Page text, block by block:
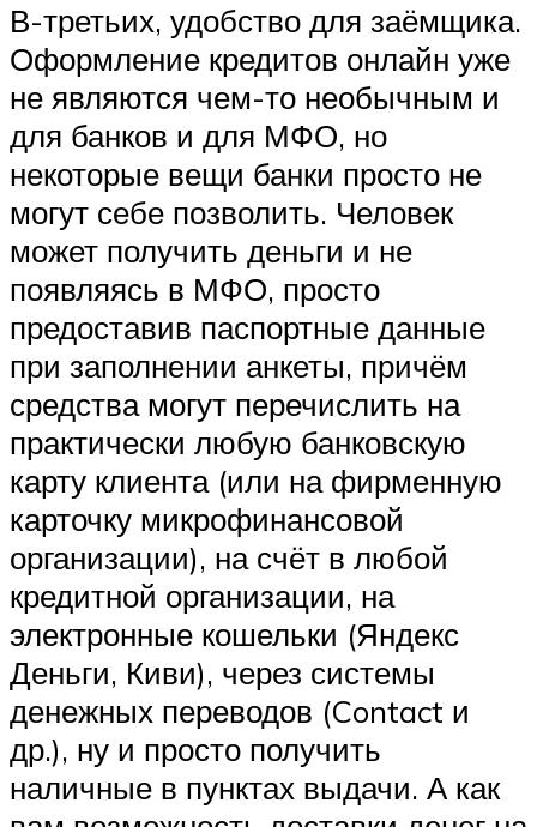
В-третьих, удобство для заёмщика.
Оформление кредитов онлайн уже
не являются чем-то необычным и
для банков и для МФО, но
некоторые вещи банки просто не
могут себе позволить. Человек
может получить деньги и не
появляясь в МФО, просто
предоставив паспортные данные
при заполнении анкеты, причём
средства могут перечислить на
практически любую банковскую
карту клиента (или на фирменную
карточку микрофинансовой
организации), на счёт в любой
кредитной организации, на
электронные кошельки (Яндекс
Деньги, Киви), через системы
денежных переводов (Contact и
др.), ну и просто получить
наличные в пунктах выдачи. А как